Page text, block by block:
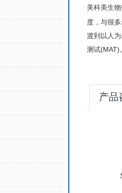
美科美生
度，与很
渡到以人
测试(MAT)
产品